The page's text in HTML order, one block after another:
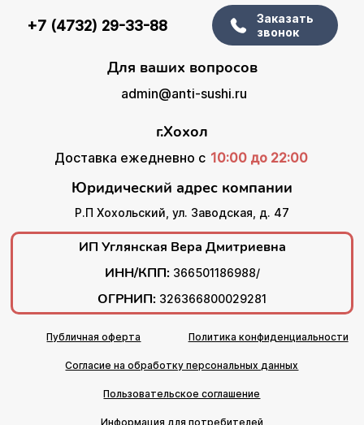
+7 (4732) 29-33-88
Заказать
звонок
Для ваших вопросов
admin@anti-sushi.ru
г.Хохол
Доставка ежедневно с 10:00 до 22:00
Юридический адрес компании
Р.П Хохольский, ул. Заводская, д. 47
ИП Углянская Вера Дмитриевна
ИНН/КПП: 366501186988/
ОГРНИП: 326366800029281
Публичная оферта Политика конфиденциальности
Согласие на обработку персональных данных
Пользовательское соглашение
Информация для потребителей